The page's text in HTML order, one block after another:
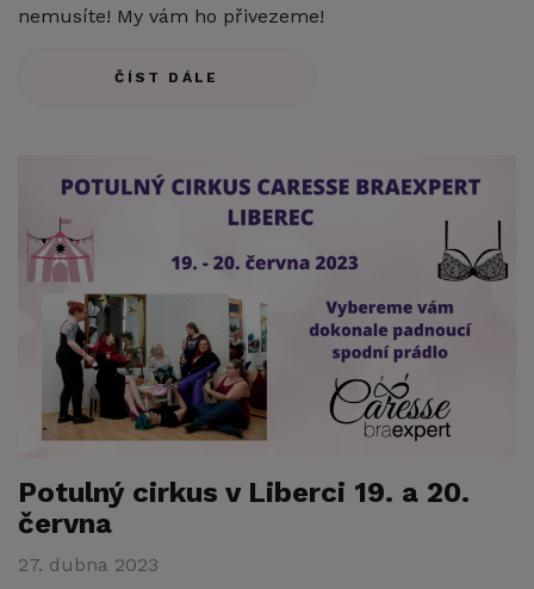
nemusíte! My vám ho přivezeme!
ČÍST DÁLE
Potulný cirkus v Liberci 19. a 20.
června
27. dubna 2023